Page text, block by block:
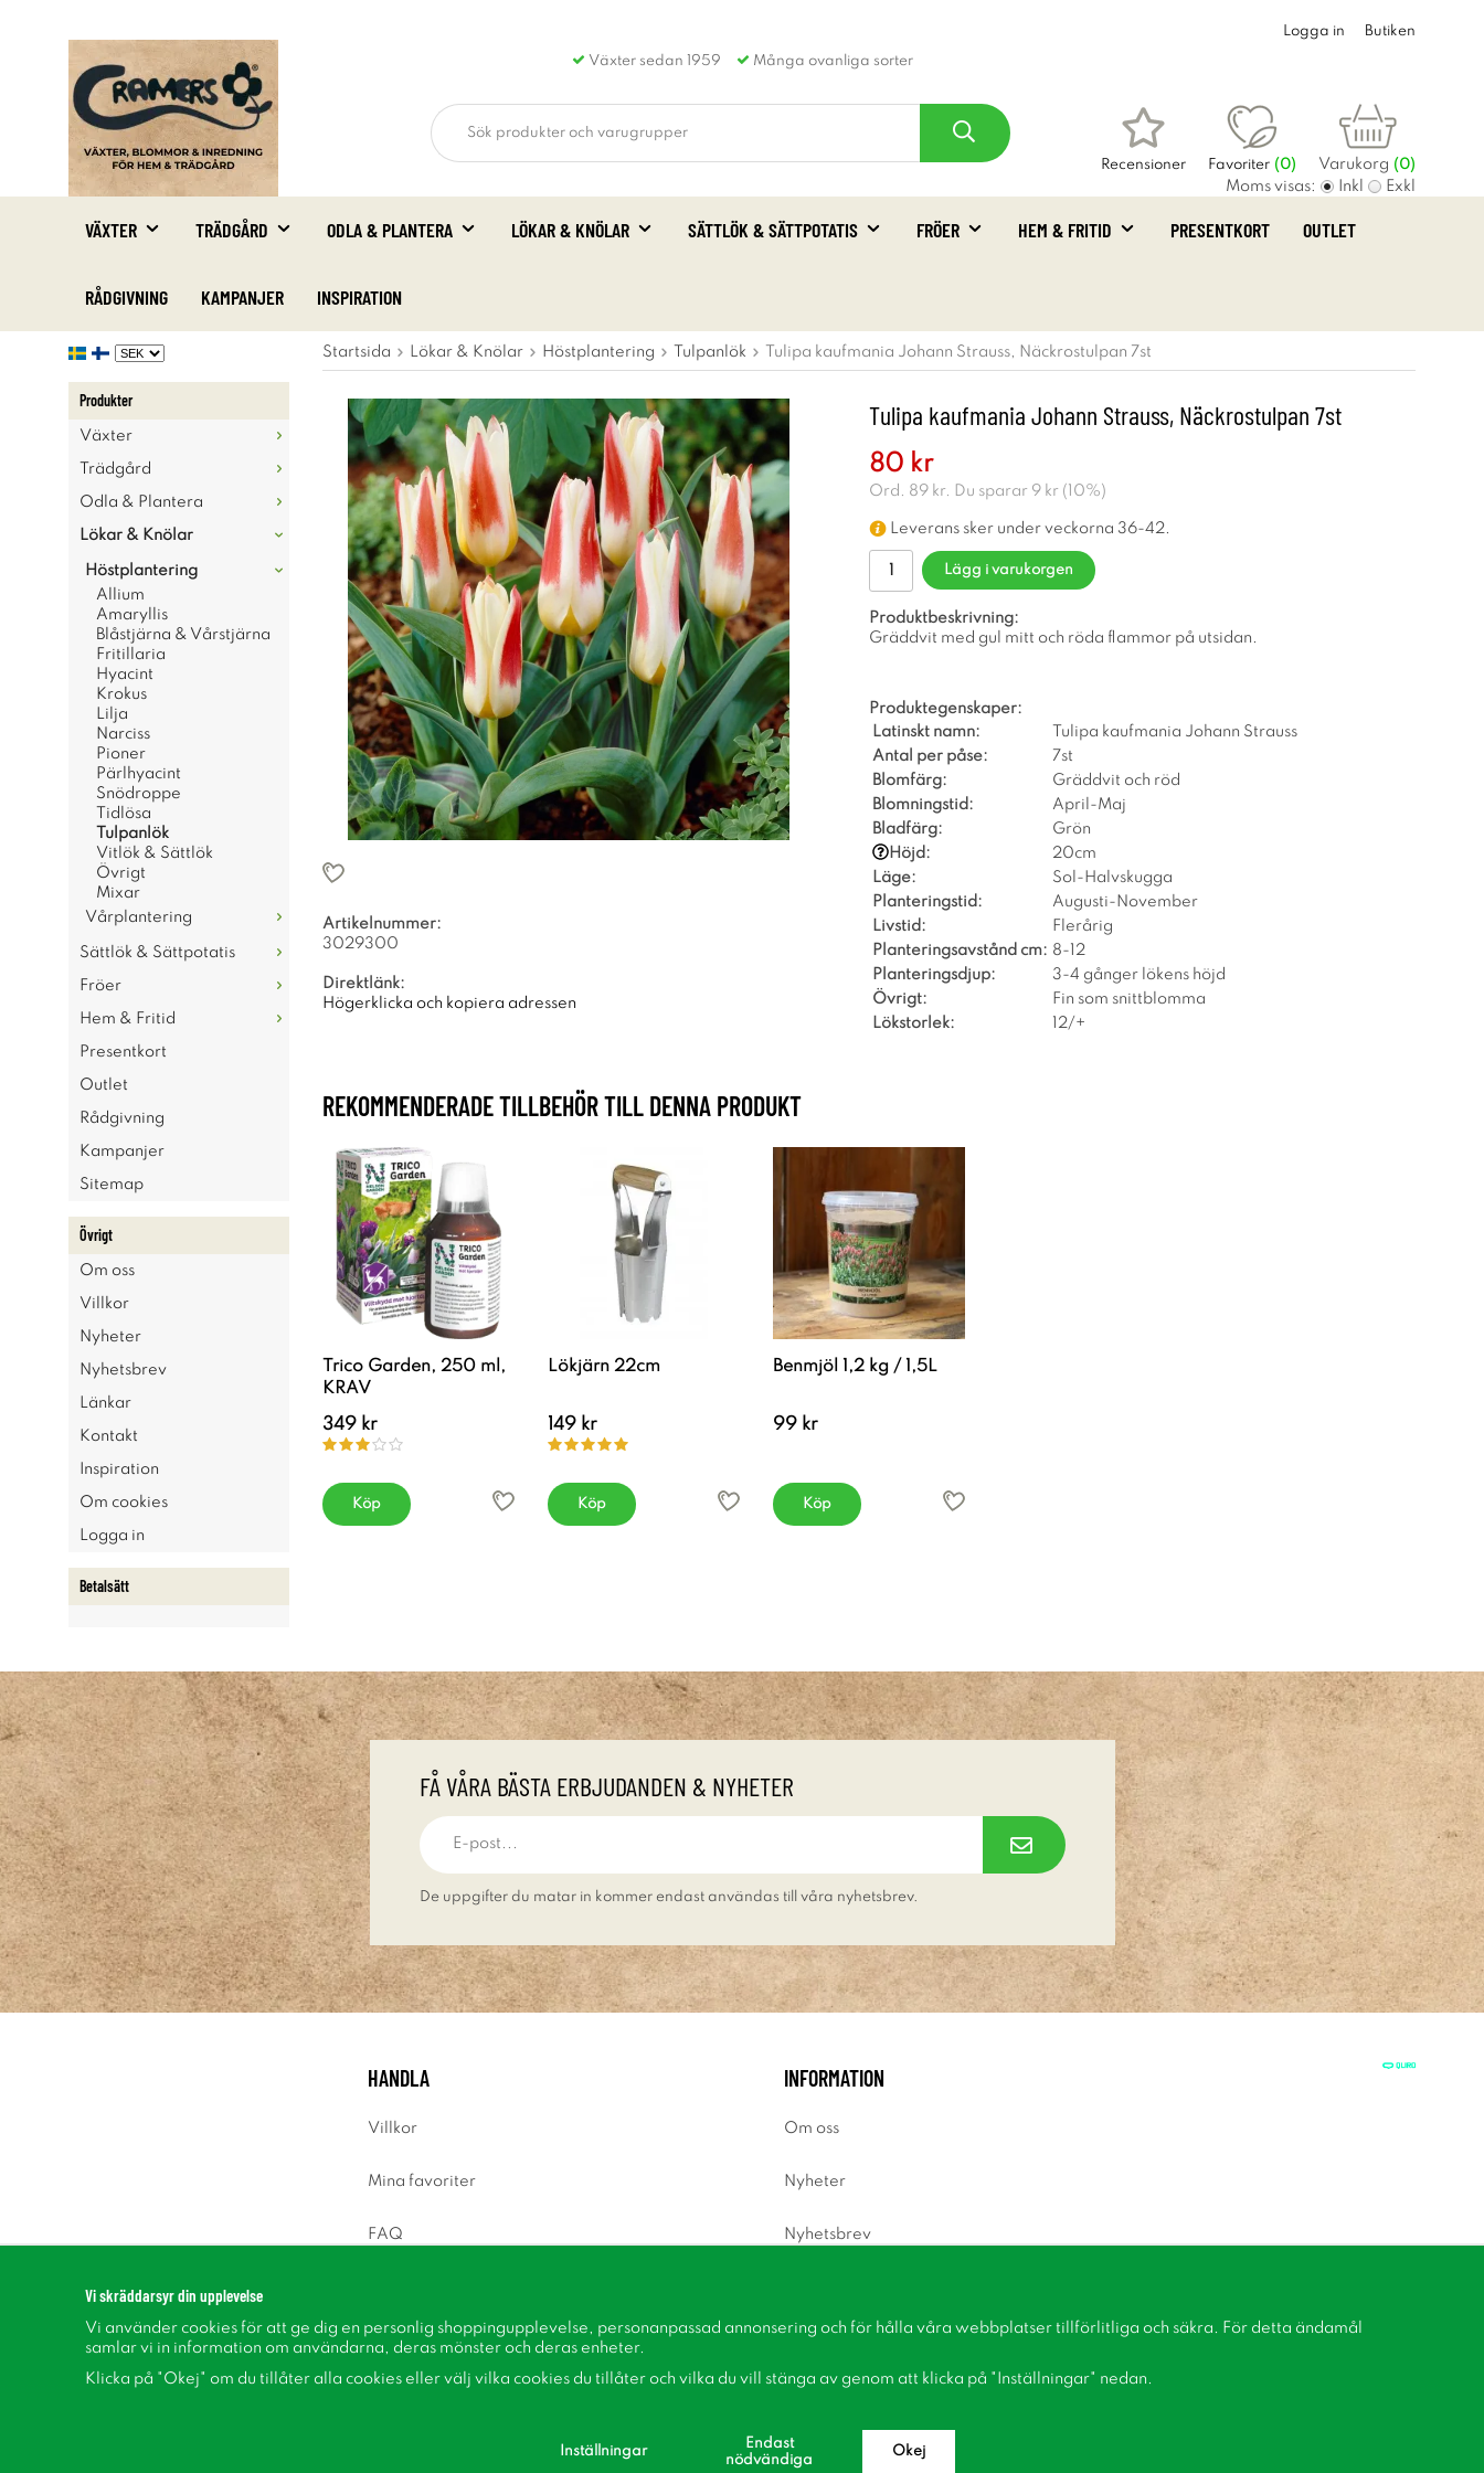
Växter sedan 1959 Många ovanliga sorter
Logga in Butiken
Recensioner Favoriter (0) Varukorg (0)
Moms visas: Inkl Exkl
VÄXTER TRÄDGÅRD ODLA & PLANTERA LÖKAR & KNÖLAR SÄTTLÖK & SÄTTPOTATIS FRÖER HEM & FRITID PRESENTKORT OUTLET
RÅDGIVNING KAMPANJER INSPIRATION
Produkter
Växter
Trädgård
Odla & Plantera
Lökar & Knölar
Höstplantering
Allium
Amaryllis
Blåstjärna & Vårstjärna
Fritillaria
Hyacint
Krokus
Lilja
Narciss
Pioner
Pärlhyacint
Snödroppe
Tidlösa
Tulpanlök
Vitlök & Sättlök
Övrigt
Mixar
Vårplantering
Sättlök & Sättpotatis
Fröer
Hem & Fritid
Presentkort
Outlet
Rådgivning
Kampanjer
Sitemap
Övrigt
Om oss
Villkor
Nyheter
Nyhetsbrev
Länkar
Kontakt
Inspiration
Om cookies
Logga in
Betalsätt
Startsida Lökar & Knölar Höstplantering Tulpanlök Tulipa kaufmania Johann Strauss, Näckrostulpan 7st
Tulipa kaufmania Johann Strauss, Näckrostulpan 7st
80 kr
Ord. 89 kr. Du sparar 9 kr ( 10%)
Leverans sker under veckorna 36-42.
Lägg i varukorgen
Produktbeskrivning:
Gräddvit med gul mitt och röda flammor på utsidan.
Produktegenskaper:
Latinskt namn:
Tulipa kaufmania Johann Strauss
Antal per påse:
7st
Blomfärg:
Gräddvit och röd
Blomningstid:
April-Maj
Bladfärg:
Grön
Höjd:
20cm
Läge:
Sol-Halvskugga
Planteringstid:
Augusti-November
Livstid:
Flerårig
Planteringsavstånd cm: 8-12
Planteringsdjup:
3-4 gånger lökens höjd
Övrigt:
Fin som snittblomma
Lökstorlek:
12/+
Artikelnummer:
3029300
Direktlänk:
Högerklicka och kopiera adressen
REKOMMENDERADE TILLBEHÖR TILL DENNA PRODUKT
Trico Garden, 250 ml,
KRAV
349 kr
Köp
Lökjärn 22cm
149 kr
Köp
Benmjöl 1,2 kg / 1,5L
99 kr
Köp
FÅ VÅRA BÄSTA ERBJUDANDEN & NYHETER
De uppgifter du matar in kommer endast användas till våra nyhetsbrev.
HANDLA
Villkor
Mina favoriter
FAQ
INFORMATION
Om oss
Nyheter
Nyhetsbrev
Inspiration
Vi skräddarsyr din upplevelse
Vi använder cookies för att ge dig en personlig shoppingupplevelse, personanpassad annonsering och för hålla våra webbplatser tillförlitliga och säkra. För detta ändamål
samlar vi in information om användarna, deras mönster och deras enheter.
Klicka på "Okej" om du tillåter alla cookies eller välj vilka cookies du tillåter och vilka du vill stänga av genom att klicka på "Inställningar" nedan.
Inställningar
Endast
nödvändiga
Okej